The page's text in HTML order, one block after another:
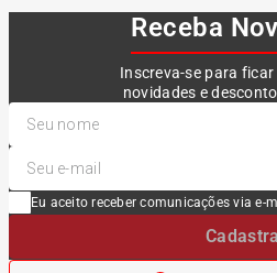
Receba
Inscreva-se para
novidades e
Eu aceito receber comunicações via e-